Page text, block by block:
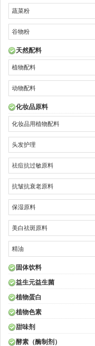
蔬菜粉
谷物粉
天然配料
植物配料
动物配料
化妆品原料
化妆品用植物配料
头发护理
祛痘抗过敏原料
抗皱抗衰老原料
保湿原料
美白祛斑原料
精油
固体饮料
益生元益生菌
植物蛋白
植物色素
甜味剂
酵素（酶制剂）